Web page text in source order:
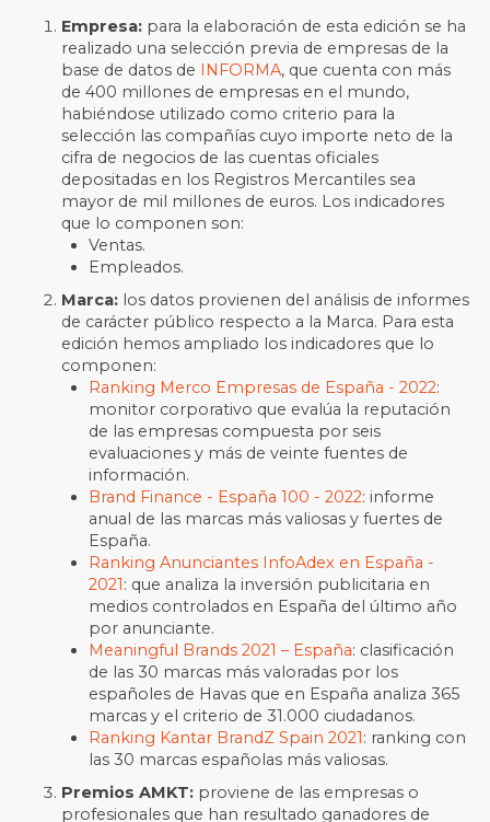
Empresa: para la elaboración de esta edición se ha
realizado una selección previa de empresas de la
base de datos de INFORMA, que cuenta con más
de 400 millones de empresas en el mundo,
habiéndose utilizado como criterio para la
selección las compañías cuyo importe neto de la
cifra de negocios de las cuentas oficiales
depositadas en los Registros Mercantiles sea
mayor de mil millones de euros. Los indicadores
que lo componen son:
Ventas.
Empleados.
Marca: los datos provienen del análisis de informes
de carácter público respecto a la Marca. Para esta
edición hemos ampliado los indicadores que lo
componen:
Ranking Merco Empresas de España - 2022:
monitor corporativo que evalúa la reputación
de las empresas compuesta por seis
evaluaciones y más de veinte fuentes de
información.
Brand Finance - España 100 - 2022: informe
anual de las marcas más valiosas y fuertes de
España.
Ranking Anunciantes InfoAdex en España -
2021: que analiza la inversión publicitaria en
medios controlados en España del último año
por anunciante.
Meaningful Brands 2021 – España: clasificación
de las 30 marcas más valoradas por los
españoles de Havas que en España analiza 365
marcas y el criterio de 31.000 ciudadanos.
Ranking Kantar BrandZ Spain 2021: ranking con
las 30 marcas españolas más valiosas.
Premios AMKT: proviene de las empresas o
profesionales que han resultado ganadores de